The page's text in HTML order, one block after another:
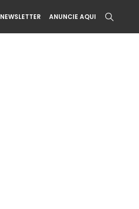
NEWSLETTER ANUNCIE AQUI